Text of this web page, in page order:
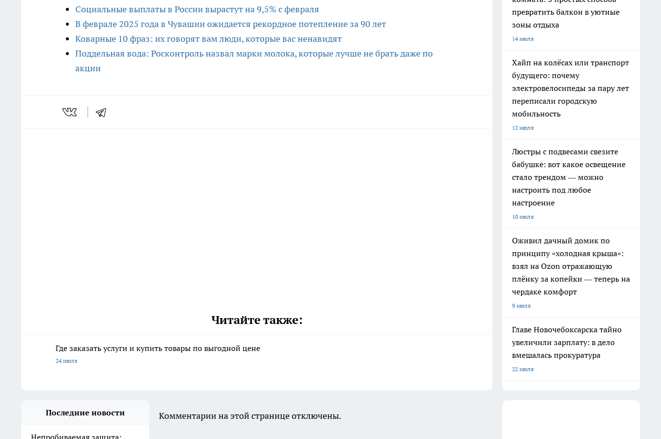
Социальные выплаты в России вырастут на 9,5% с февраля
В феврале 2025 года в Чувашии ожидается рекордное потепление за 90 лет
Коварные 10 фраз: их говорят вам люди, которые вас ненавидят
Поддельная вода: Росконтроль назвал марки молока, которые лучше не брать даже по
акции
Читайте также:
Где заказать услуги и купить товары по выгодной цене
24 июля
превратить балкон в уютные
зоны отдыха
14 июля
Хайп на колёсах или транспорт
будущего: почему
электровелосипеды за пару лет
переписали городскую
мобильность
12 июля
Люстры с подвесами свезите
бабушке: вот какое освещение
стало трендом — можно
настроить под любое
настроение
10 июля
Оживил дачный домик по
принципу «холодная крыша»:
взял на Ozon отражающую
плёнку за копейки — теперь на
чердаке комфорт
9 июля
Главе Новочебоксарска тайно
увеличили зарплату: в дело
вмешалась прокуратура
22 июля
Последние новости Комментарии на этой странице отключены.